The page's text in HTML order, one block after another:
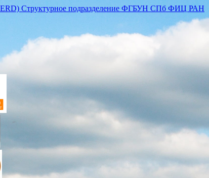
Структурное подразделение ФГБУН СПб ФИЦ РАН